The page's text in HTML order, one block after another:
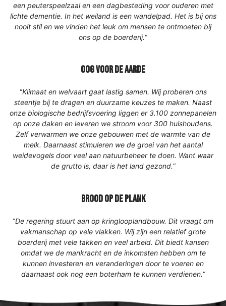
een peuterspeelzaal en een dagbesteding voor ouderen met
lichte dementie. In het weiland is een wandelpad. Het is bij ons
nooit stil en we vinden het leuk om mensen te ontmoeten bij
ons op de boerderij.“
oog voor de aarde
“Klimaat en welvaart gaat lastig samen. Wij proberen ons
steentje bij te dragen en duurzame keuzes te maken. Naast
onze biologische bedrijfsvoering liggen er 3.100 zonnepanelen
op onze daken en leveren we stroom voor 300 huishoudens.
Zelf verwarmen we onze gebouwen met de warmte van de
melk. Daarnaast stimuleren we de groei van het aantal
weidevogels door veel aan natuurbeheer te doen. Want waar
de grutto is, daar is het land gezond.“
brood op de plank
“De regering stuurt aan op kringlooplandbouw. Dit vraagt om
vakmanschap op vele vlakken. Wij zijn een relatief grote
boerderij met vele takken en veel arbeid. Dit biedt kansen
omdat we de mankracht en de inkomsten hebben om te
kunnen investeren en veranderingen door te voeren en
daarnaast ook nog een boterham te kunnen verdienen.“